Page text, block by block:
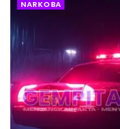
NARKOBA